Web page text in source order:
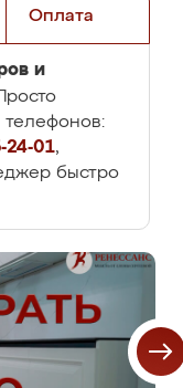
Оплата
и
24-01,
быстро